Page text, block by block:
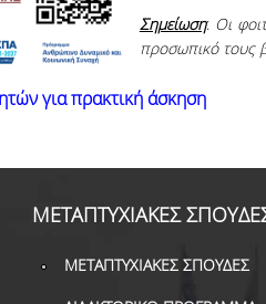
Σημείωση: Οι
προσωπικό τους
για πρακτική άσκηση
ΜΕΤΑΠΤΥΧΙΑΚΕΣ
ΜΕΤΑΠΤΥΧΙΑΚΕΣ ΣΠΟΥΔΕΣ